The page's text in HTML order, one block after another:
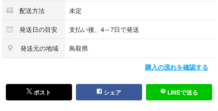
配送方法 未定
発送日の目安 支払い後、4～7日で発送
発送元の地域 鳥取県
購入の流れを確認する
ポスト シェア LINEで送る